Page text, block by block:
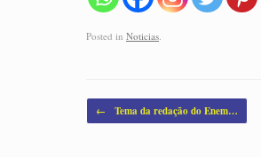
Posted in Noticias
Post navigation
← Tema da redação do Enem…